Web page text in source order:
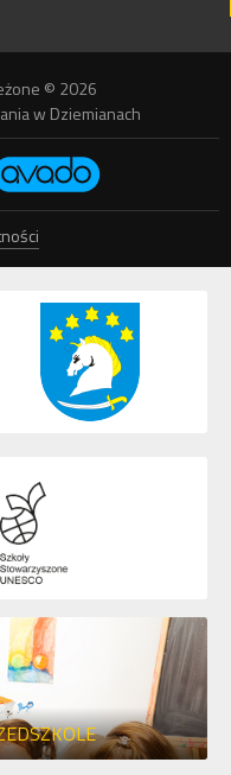
© 2026
w Dziemianach